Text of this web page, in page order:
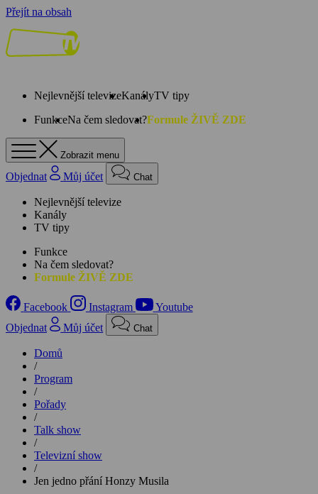
Přejít na obsah
Nejlevnější televizeKanályTV tipy
FunkceNa čem sledovat?Formule ŽIVĚ ZDE
Zobrazit menu
Objednat Můj účet Chat
Nejlevnější televize
Kanály
TV tipy
Funkce
Na čem sledovat?
Formule ŽIVĚ ZDE
Facebook Instagram
Youtube
Objednat
Můj účet Chat
Domů
/
Program
/
Pořady
/
Talk show
/
Televizní show
/
Jen jedno přání Honzy Musila